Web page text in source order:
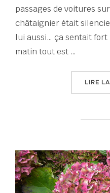
passages de voitures
châtaignier était
lui aussi… ça sentait fort
matin tout est …
LIRE